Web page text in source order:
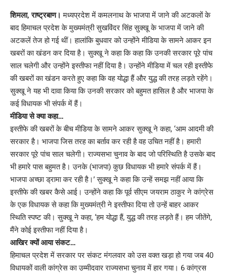
Link
शिमला, राष्ट्रबाण। मध्यप्रदेश में कमलनाथ के भाजपा में जाने की अटकलों के
बाद हिमाचल प्रदेश के मुख्यमंत्री सुखविंदर सिंह सुक्खू के भाजपा में जाने की
अटकलें तेज हो गई थीं। हालांकि बुधवार को उन्होंने मीडिया के सामने आकर इन
खबरों का खंडन कर दिया है। सुक्खू ने कहा कि कहा कि उनकी सरकार पूरे पांच
साल चलेगी और उन्होंने इस्तीफा नहीं दिया है। उन्होंने मीडिया में चल रही इस्तीफे
की खबरों का खंडन करते हुए कहा कि वह योद्धा हैं और युद्ध की तरह लड़ते रहेंगे।
सुक्खू ने यह भी दावा किया कि उनकी सरकार को बहुमत हासिल है और भाजपा के
कई विधायक भी संपर्क में हैं।
मीडिया से क्या कहा…
इस्तीफे की खबरों के बीच मीडिया के सामने आकर सुक्खू ने कहा, ‘आम आदमी की
सरकार है। भाजपा जिस तरह का बर्ताव कर रही है वह उचित नहीं है। हमारी
सरकार पूरे पांच साल चलेगी। राज्यसभा चुनाव के बाद जो परिस्थिति है उसके बाद
भी हमारे पास बहुमत है। उनके (भाजपा) कुछ विधायक भी हमारे संपर्क में हैं।
भाजपा अच्छा ड्रामा कर रही है।’ सुक्खू ने कहा कि उन्हें समझ नहीं आया कि
इस्तीफे की खबर कैसे आई। उन्होंने कहा कि पूर्व सीएम जयराम ठाकुर ने कांग्रेस
के एक विधायक से कहा कि मुख्यमंत्री ने इस्तीफा दिया तो उन्हें बाहर आकर
स्थिति स्पष्ट की। सुक्खू ने कहा, ‘हम योद्धा हैं, युद्ध की तरह लड़ते हैं। हम जीतेंगे,
मैंने कोई इस्तीफा नहीं दिया है।
आखिर क्यों आया संकट…
हिमाचल प्रदेश में सरकार पर संकट मंगलवार को उस वक्त खड़ा हो गया जब 40
विधायकों वाली कांग्रेस का उम्मीदवार राज्यसभा चुनाव में हार गया। 6 कांग्रस